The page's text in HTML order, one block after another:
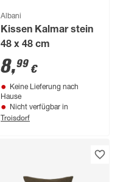
Albani
Kissen Kalmar stein
48 x 48 cm
8,99 €
Keine Lieferung nach
Hause
Nicht verfügbar in
Troisdorf